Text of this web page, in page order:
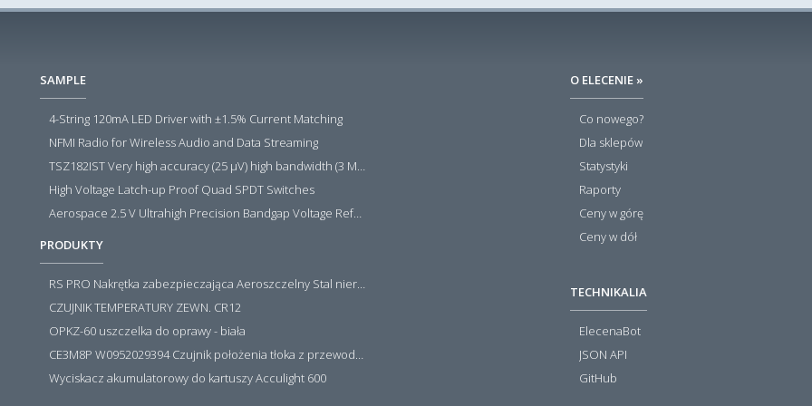
SAMPLE
4-String 120mA LED Driver with ±1.5% Current Matching
NFMI Radio for Wireless Audio and Data Streaming
TSZ182IST Very high accuracy (25 µV) high bandwidth (3 MHz) zero drift 5 V operational amplifiers
High Voltage Latch-up Proof Quad SPDT Switches
Aerospace 2.5 V Ultrahigh Precision Bandgap Voltage Reference
PRODUKTY
RS PRO Nakrętka zabezpieczająca Aeroszczelny Stal nierdzewna 316 Zwykłe
CZUJNIK TEMPERATURY ZEWN. CR12
OPKZ-60 uszczelka do oprawy - biała
CE3M8P W0952029394 Czujnik położenia tłoka z przewodem i złączem M8, PNP NO, 10...30VDC, 100mA, METALWORK, METAL WORK jak MZT1-0
Wyciskacz akumulatorowy do kartuszy Acculight 600
O ELECENIE »
Co nowego?
Dla sklepów
Statystyki
Raporty
Ceny w górę
Ceny w dół
TECHNIKALIA
ElecenaBot
JSON API
GitHub